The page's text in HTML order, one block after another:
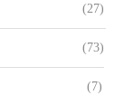
(27)
(73)
(7)